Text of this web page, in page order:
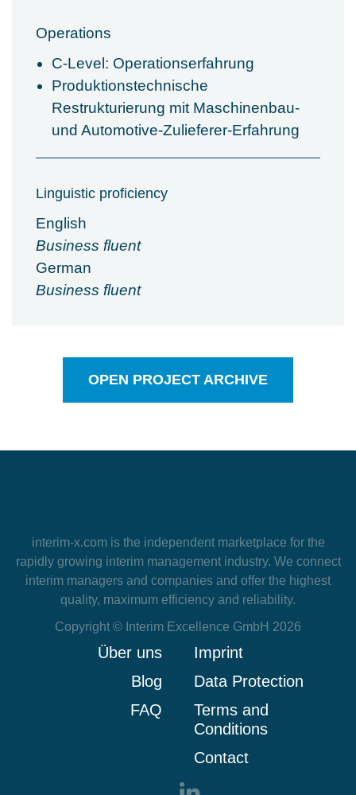
Operations
C-Level: Operationserfahrung
Produktionstechnische
Restrukturierung mit Maschinenbau-
und Automotive-Zulieferer-Erfahrung
Linguistic proficiency
English
Business fluent
German
Business fluent
OPEN PROJECT ARCHIVE
interim-x.comis the independent marketplace for the
rapidly growing interim management industry. We connect
interim managers and companies and offer the highest
quality, maximum efficiency and reliability.
Copyright © Interim Excellence GmbH 2026
Über uns
Blog
FAQ
Imprint
Data Protection
Terms and
Conditions
Contact